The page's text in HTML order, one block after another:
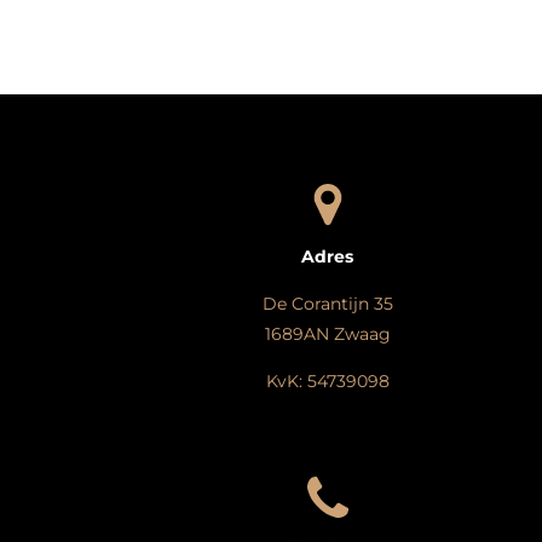
Adres
De Corantijn 35
1689AN Zwaag
KvK: 54739098